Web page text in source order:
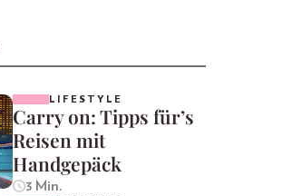
LIFESTYLE
Carry on: Tipps für’s
Reisen mit
Handgepäck
3 Min.